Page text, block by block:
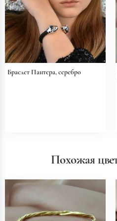
Браслет Пантера, серебро
Похожая